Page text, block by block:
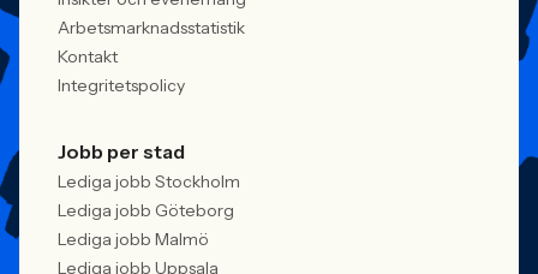
Arbetsmarknadsstatistik
Kontakt
Integritetspolicy
Jobb per stad
Lediga jobb Stockholm
Lediga jobb Göteborg
Lediga jobb Malmö
Lediga jobb Uppsala